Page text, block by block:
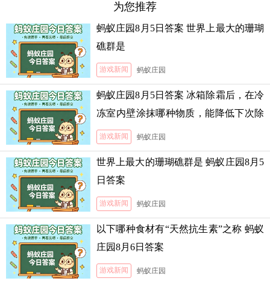
为您推荐
蚂蚁庄园8月5日答案 世界上最大的珊瑚
礁群是
游戏新闻 蚂蚁庄园
蚂蚁庄园8月5日答案 冰箱除霜后，在冷
冻室内壁涂抹哪种物质，能降低下次除
霜的难度
游戏新闻 蚂蚁庄园
世界上最大的珊瑚礁群是 蚂蚁庄园8月5
日答案
游戏新闻 蚂蚁庄园
以下哪种食材有“天然抗生素”之称 蚂蚁
庄园8月6日答案
游戏新闻 蚂蚁庄园